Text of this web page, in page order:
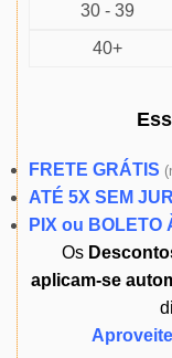
30 - 39
40+
FRETE GRÁTIS (
ATÉ 5X SEM
PIX ou BOLETO
Os
aplicam-se